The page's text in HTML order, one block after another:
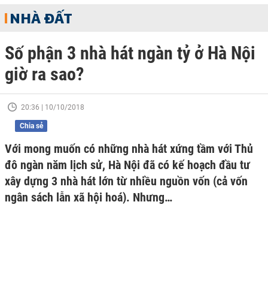
NHÀ ĐẤT
Số phận 3 nhà hát ngàn tỷ ở Hà Nội
giờ ra sao?
20:36 | 10/10/2018
Chia sẻ
Với mong muốn có những nhà hát xứng tầm với Thủ
đô ngàn năm lịch sử, Hà Nội đã có kế hoạch đầu tư
xây dựng 3 nhà hát lớn từ nhiều nguồn vốn (cả vốn
ngân sách lẫn xã hội hoá). Nhưng…